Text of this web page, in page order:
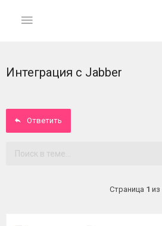
ГЛАВНАЯ
главную
Интеграция с Jabber
Ответить
Страница 1 из